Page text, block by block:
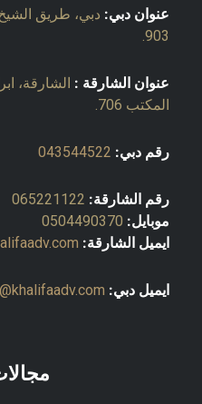
عنوان دبي: دبي، طريق الشيخ
903.
عنوان الشارقة : الشارقة،
المكتب 706.
رقم دبي: 043544522
رقم الشارقة: 065221122
موبايل: 0504490370
ايميل الشارقة:
ايميل دبي: